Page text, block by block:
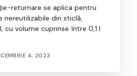
returnare se aplica pentru
nereutilizabile din sticlă,
cu volume cuprinse între 0,1 l
4, 2023